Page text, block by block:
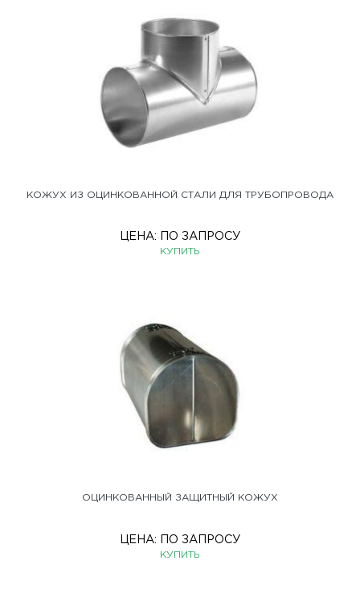
КОЖУХ ИЗ ОЦИНКОВАННОЙ СТАЛИ ДЛЯ ТРУБОПРОВОДА
ЦЕНА: ПО ЗАПРОСУ
КУПИТЬ
ОЦИНКОВАННЫЙ ЗАЩИТНЫЙ КОЖУХ
ЦЕНА: ПО ЗАПРОСУ
КУПИТЬ